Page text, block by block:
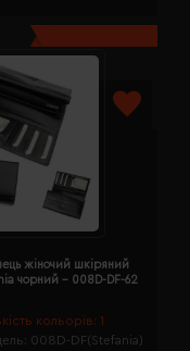
кольорів: 1
008D-DF(Stefania)
жіночий шкіряний
чорний - 008D-DF-62